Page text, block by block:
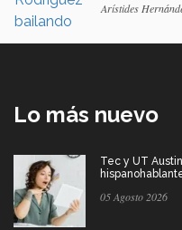
Arístides
Lo más nuevo
Tec y UT
05 Agosto 2026